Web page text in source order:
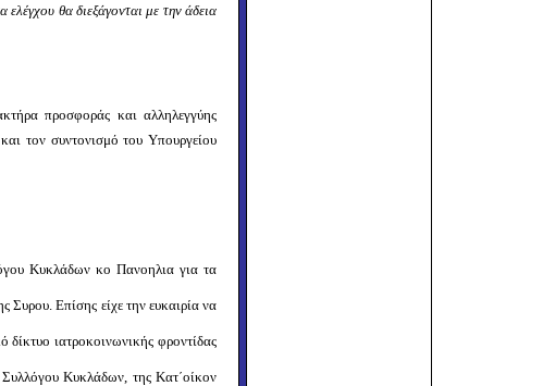
ελέγχου θα διεξάγονται με την άδεια
προσφοράς και αλληλεγγύης
τον συντονισμό του Υπουργείου
Κυκλάδων κο Πανοηλια για τα
Συρου. Επίσης είχε την ευκαιρία να
δίκτυο ιατροκοινωνικής φροντίδας
Κυκλάδων, της Κατ΄οίκον